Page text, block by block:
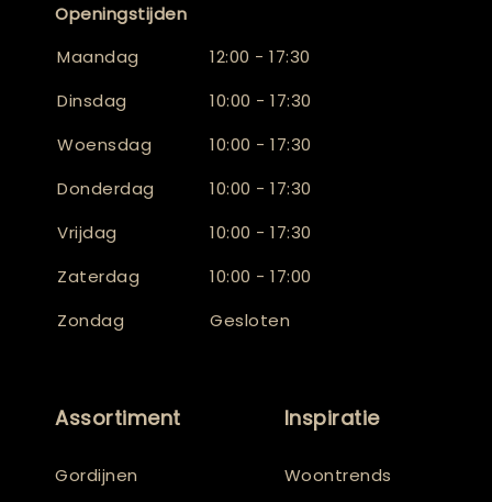
Openingstijden
Maandag
12:00 - 17:30
Dinsdag
10:00 - 17:30
Woensdag
10:00 - 17:30
Donderdag
10:00 - 17:30
Vrijdag
10:00 - 17:30
Zaterdag
10:00 - 17:00
Zondag
Gesloten
Assortiment
Gordijnen
Inspiratie
Woontrends